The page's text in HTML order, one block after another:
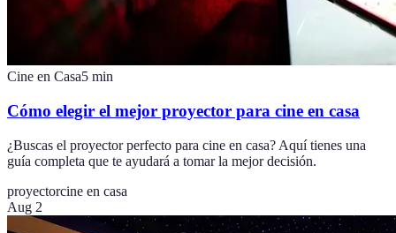
Cine en Casa5 min
Cómo elegir el mejor proyector para cine en casa
¿Buscas el proyector perfecto para cine en casa? Aquí tienes una
guía completa que te ayudará a tomar la mejor decisión.
proyectorcine en casa
Aug 2